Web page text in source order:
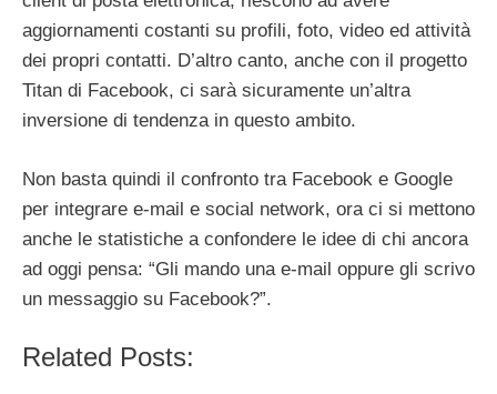
aggiornamenti costanti su profili, foto, video ed attività
dei propri contatti. D’altro canto, anche con il progetto
Titan di Facebook, ci sarà sicuramente un’altra
inversione di tendenza in questo ambito.
Non basta quindi il confronto tra Facebook e Google
per integrare e-mail e social network, ora ci si mettono
anche le statistiche a confondere le idee di chi ancora
ad oggi pensa: “Gli mando una e-mail oppure gli scrivo
un messaggio su Facebook?”.
Related Posts: